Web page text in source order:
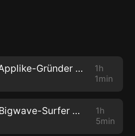
OMR #507 mit Applike-Gründer Jonas Thiemann
1h
1min
OMR #506 mit Bigwave-Surfer Sebastian Steudtner
1h
5min